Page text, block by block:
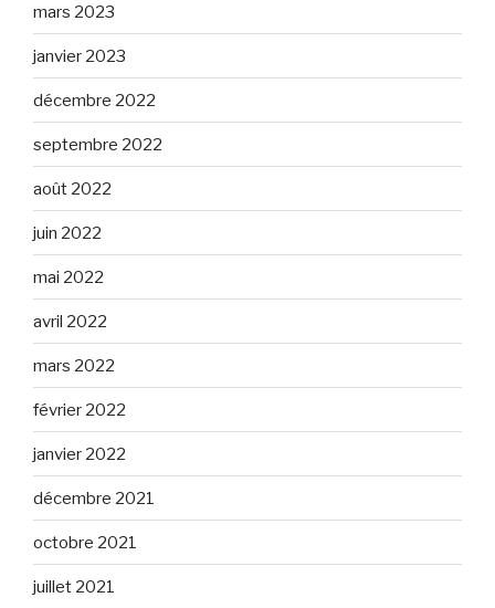
mars 2023
janvier 2023
décembre 2022
septembre 2022
août 2022
juin 2022
mai 2022
avril 2022
mars 2022
février 2022
janvier 2022
décembre 2021
octobre 2021
juillet 2021